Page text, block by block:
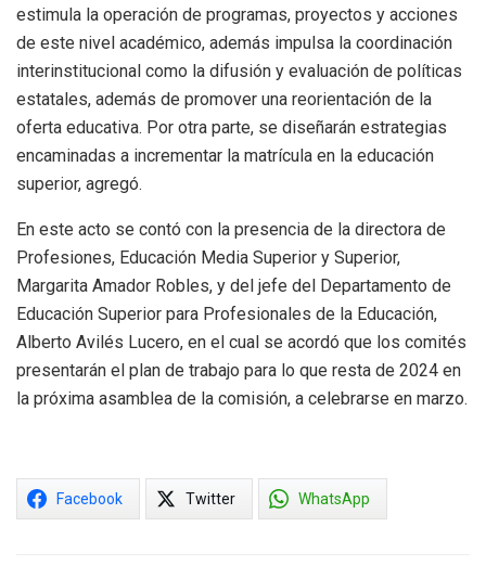
estimula la operación de programas, proyectos y acciones
de este nivel académico, además impulsa la coordinación
interinstitucional como la difusión y evaluación de políticas
estatales, además de promover una reorientación de la
oferta educativa. Por otra parte, se diseñarán estrategias
encaminadas a incrementar la matrícula en la educación
superior, agregó.
En este acto se contó con la presencia de la directora de
Profesiones, Educación Media Superior y Superior,
Margarita Amador Robles, y del jefe del Departamento de
Educación Superior para Profesionales de la Educación,
Alberto Avilés Lucero, en el cual se acordó que los comités
presentarán el plan de trabajo para lo que resta de 2024 en
la próxima asamblea de la comisión, a celebrarse en marzo.
Facebook Twitter WhatsApp